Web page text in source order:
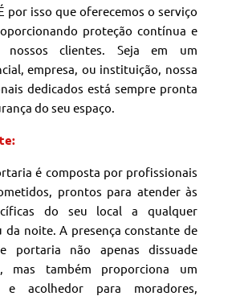
por isso que oferecemos o serviço
proteção contínua e
nossos clientes. Seja em um
empresa, ou instituição, nossa
dedicados está sempre pronta
do seu espaço.
é composta por profissionais
prontos para atender às
do seu local a qualquer
noite. A presença constante de
portaria não apenas dissuade
mas também proporciona um
e acolhedor para moradores,